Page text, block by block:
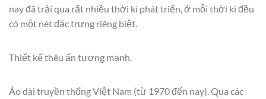
nay đã trải qua rất nhiều thời kì phát triển, ở mỗi thời kì đều
có một nét đặc trưng riêng biệt.
Thiết kế thêu ấn tượng mạnh.
Áo dài truyền thống Việt Nam (từ 1970 đến nay). Qua các